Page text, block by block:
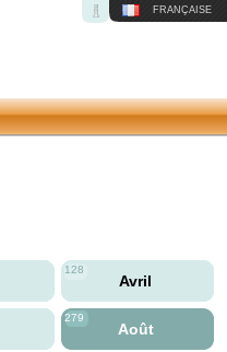
FRANÇAISE
128
Avril
279
Août